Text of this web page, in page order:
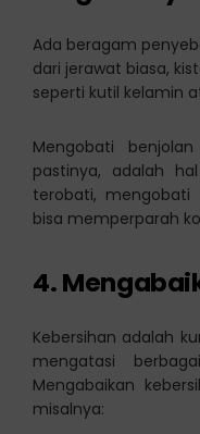
Ada beragam
dari jerawat biasa,
seperti kutil kelamin
Mengobati
pastinya, adalah
terobati, mengobati
bisa memperparah
4.
Kebersihan adalah
mengatasi
Mengabaikan
misalnya: